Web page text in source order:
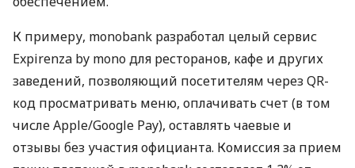
К примеру, monobank разработал целый сервис
Expirenza by mono для ресторанов, кафе и других
заведений, позволяющий посетителям через QR-
код просматривать меню, оплачивать счет (в том
числе Apple/Google Pay), оставлять чаевые и
отзывы без участия официанта. Комиссия за прием